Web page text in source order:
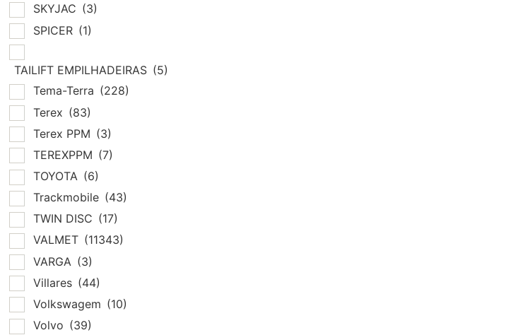
SKYJAC (3)
SPICER (1)
TAILIFT EMPILHADEIRAS (5)
Tema-Terra (228)
Terex (83)
Terex PPM (3)
TEREXPPM (7)
TOYOTA (6)
Trackmobile (43)
TWIN DISC (17)
VALMET (11343)
VARGA (3)
Villares (44)
Volkswagem (10)
Volvo (39)